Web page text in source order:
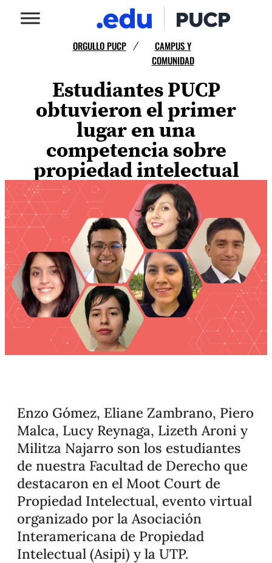
ORGULLO PUCP /
CAMPUS Y
COMUNIDAD
Estudiantes PUCP
obtuvieron el primer
lugar en una
competencia sobre
propiedad intelectual
Enzo Gómez, Eliane Zambrano, Piero
Malca, Lucy Reynaga, Lizeth Aroni y
Militza Najarro son los estudiantes
de nuestra Facultad de Derecho que
destacaron en el Moot Court de
Propiedad Intelectual, evento virtual
organizado por la Asociación
Interamericana de Propiedad
Intelectual (Asipi) y la UTP.